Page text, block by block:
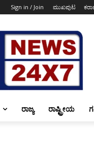
Sign in / Join ಮುಖಪುಟ
ರಾಜ್ಯ ರಾಷ್ಟ್ರೀಯ